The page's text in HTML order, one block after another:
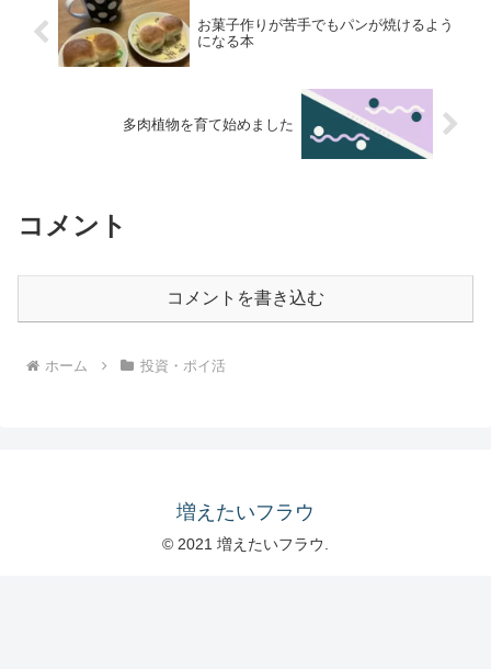
お菓子作りが苦手でもパンが焼けるよう
になる本
多肉植物を育て始めました
コメント
コメントを書き込む
ホーム 投資・ポイ活
増えたいフラウ
© 2021 増えたいフラウ.